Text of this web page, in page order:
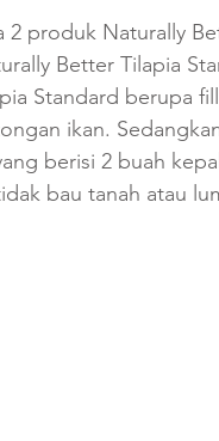
2 produk Naturally
Better Tilapia
Standard berupa
ikan.
berisi 2 buah
bau tanah atau